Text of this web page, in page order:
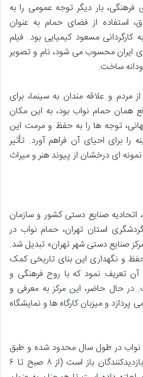
فرهنگی، بار دیگر توجه عمومی را به
استفاده از فضای حمام به عنوان
مسعود کیمیایی بود. فیلم
ایران محسوب می شود، نام و تصویر
ساخت.
مردم و علاقه مندان به سینما، برای
همان حمام نواب بود، به این مکان
توجه ها را به حفظ و مرمت این
را برای احیای آن فراهم آورد. تأثیر
ای درخشان از پیوند هنر و میراث
با تلاش های شهرداری منطقه ۱۲، اتحادیه صنایع دستی کشور و سازمان
استان تهران، حمام نواب در
به «مرکز صنایع دستی شهر تهران» تبدیل شد.
حفظ و نگهداری این بنای تاریخی کمک
آن تعریف نمود که با روح فرهنگی و
حال حاضر، این مرکز به معرفی و
و میزبان کارگاه ها و نمایشگاه
نواب در طول سال محدود شده و طبق
گفته ها، تنها در ایام نوروز برای بازدیدکنندگان باز است (از ۸ صبح تا ۶